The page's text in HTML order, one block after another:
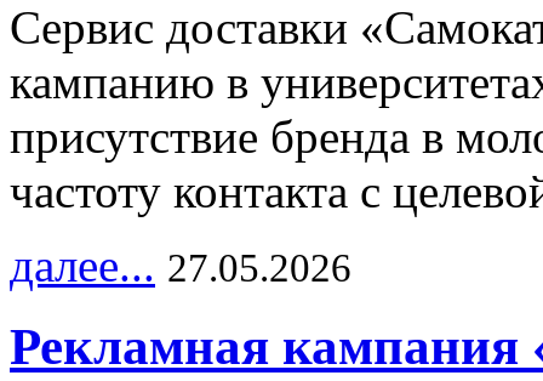
Сервис доставки
кампанию в
присутствие бренда в
частоту контакта с
далее... 27.05.2026
Рекламная кампания